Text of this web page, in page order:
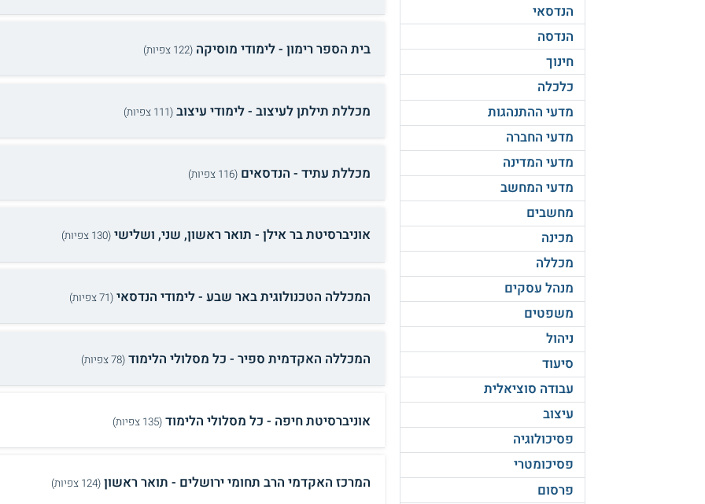
הנדסאי
הנדסה
חינוך
כלכלה
מדעי ההתנהגות
מדעי החברה
מדעי המדינה
מדעי המחשב
מחשבים
מכינה
מכללה
מנהל עסקים
משפטים
ניהול
סיעוד
עבודה סוציאלית
עיצוב
פסיכולוגיה
פסיכומטרי
פרסום
בית הספר רימון - לימודי מוסיקה(122 צפיות)
מכללת תילתן לעיצוב - לימודי עיצוב(111 צפיות)
מכללת עתיד - הנדסאים(116 צפיות)
אוניברסיטת בר אילן - תואר ראשון, שני, ושלישי(130 צפיות)
המכללה הטכנולוגית באר שבע - לימודי הנדסאי(71 צפיות)
המכללה האקדמית ספיר - כל מסלולי הלימוד(78 צפיות)
אוניברסיטת חיפה - כל מסלולי הלימוד(135 צפיות)
המרכז האקדמי הרב תחומי ירושלים - תואר ראשון(124 צפיות)